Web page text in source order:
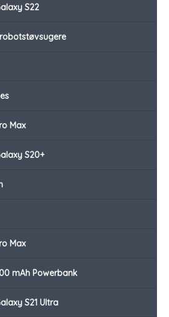
S22
Max
S20+
Max
mAh Powerbank
S21 Ultra